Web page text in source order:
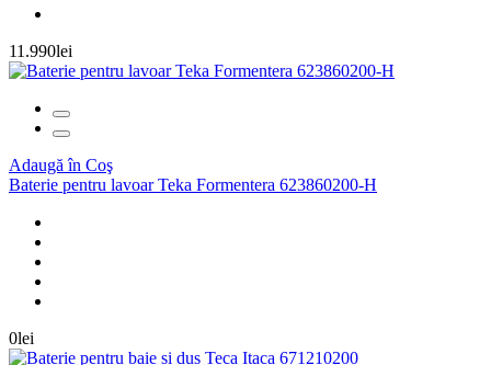
11.990lei
Adaugă în Coş
Baterie pentru lavoar Teka Formentera 623860200-H
0lei